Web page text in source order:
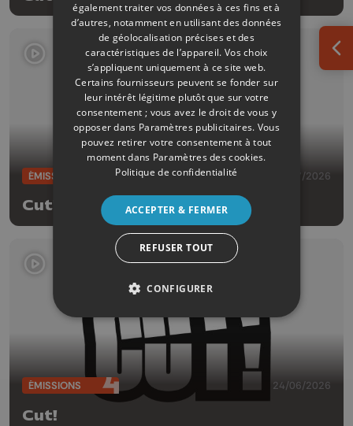
ÉMISSIONS 01/07/2026
Cut!
ÉMISSIONS 24/06/2026
Cut!
également traiter vos données à ces fins et à
d’autres, notamment en utilisant des données
de géolocalisation précises et des
caractéristiques de l’appareil. Vos choix
s’appliquent uniquement à ce site web.
Certains fournisseurs peuvent se fonder sur
leur intérêt légitime plutôt que sur votre
consentement ; vous avez le droit de vous y
opposer dans Paramètres publicitaires. Vous
pouvez retirer votre consentement à tout
moment dans Paramètres des cookies.
Politique de confidentialité
ACCEPTER & FERMER
REFUSER TOUT
CONFIGURER